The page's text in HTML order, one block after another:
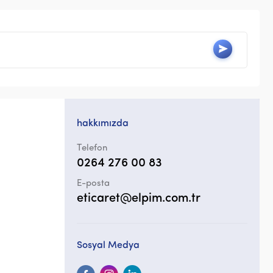
hakkımızda
Telefon
0264 276 00 83
E-posta
eticaret@elpim.com.tr
Sosyal Medya